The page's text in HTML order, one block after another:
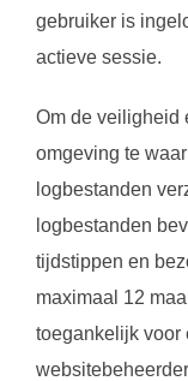
gebruiker is
actieve sessie.
Om de veiligheid
omgeving te
logbestanden
logbestanden
tijdstippen en
maximaal 12
toegankelijk voor